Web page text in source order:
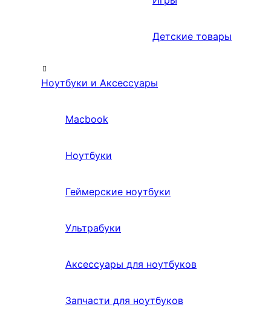
Детские товары
Ноутбуки и Аксессуары
Macbook
Ноутбуки
Геймерские ноутбуки
Ультрабуки
Аксессуары для ноутбуков
Запчасти для ноутбуков